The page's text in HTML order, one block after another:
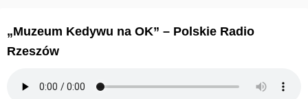
„Muzeum Kedywu na OK” – Polskie Radio
Rzeszów